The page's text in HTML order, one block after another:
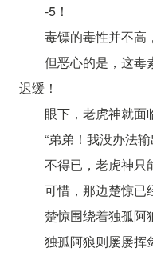
-5！
毒镖的毒性并不高
但恶心的是，这毒
迟缓！
眼下，老虎神就面
“弟弟！我没办法
不得已，老虎神只
可惜，那边楚惊已
楚惊围绕着独孤阿
独孤阿狼则屡屡挥